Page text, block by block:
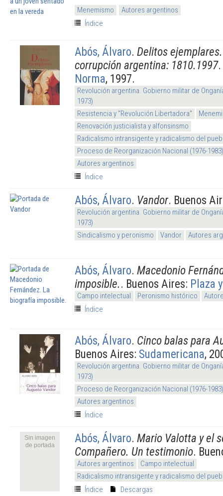
Menemismo
Autores argentinos
Índice
Abós, Álvaro. Delitos
corrupción argentina: 1810.1997
Norma, 1997.
Revolución argentina. Gobierno militar de
1973)
Resistencia y "Revolución Libertadora"
Renovación justicialista y alfonsinsmo
Radicalismo intransigente y radicalismo del
Proceso de Reorganización Nacional (1976-1983)
Autores argentinos
Índice
Abós, Álvaro. Vandor. Buenos
Revolución argentina. Gobierno militar de
1973)
Sindicalismo y peronismo
Vandor Autores
Abós, Álvaro. Macedonio
imposible.. Buenos Aires: Plaza
Campo intelectual Peronismo histórico
Índice
Abós, Álvaro. Cinco balas para
Buenos Aires: Sudamericana,
Revolución argentina. Gobierno militar de
1973)
Proceso de Reorganización Nacional (1976-1983)
Autores argentinos
Índice
Sin imagen
de portada
Abós, Álvaro. Mario Valotta y el
Compañero. Un testimonio.
Autores argentinos
Campo intelectual
Radicalismo intransigente y radicalismo del
Índice
Descargas